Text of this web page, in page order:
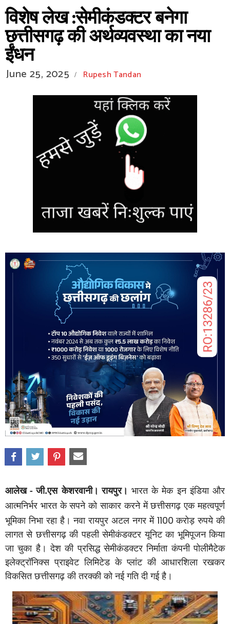
विशेष लेख :सेमीकंडक्टर बनेगा
छत्तीसगढ़ की अर्थव्यवस्था का नया
ईंधन
June 25, 2025 / Rupesh Tandan
आलेख - जी.एस केशरवानी। रायपुर। भारत के मेक इन इंडिया और
आत्मनिर्भर भारत के सपने को साकार करने में छत्तीसगढ़ एक महत्वपूर्ण
भूमिका निभा रहा है। नवा रायपुर अटल नगर में 1100 करोड़ रुपये की
लागत से छत्तीसगढ़ की पहली सेमीकंडक्टर यूनिट का भूमिपूजन किया
जा चुका है। देश की प्रसिद्ध सेमीकंडक्टर निर्माता कंपनी पोलीमैटेक
इलेक्ट्रॉनिक्स प्राइवेट लिमिटेड के प्लांट की आधारशिला रखकर
विकसित छत्तीसगढ़ की तरक्की को नई गति दी गई है।